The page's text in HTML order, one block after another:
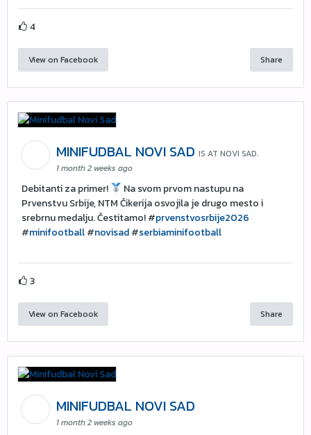
4
View on Facebook Share
MINIFUDBAL NOVI SAD IS AT NOVI SAD.
1 month 2 weeks ago
Debitanti za primer!
Na svom prvom nastupu na
Prvenstvu Srbije, NTM Čikerija osvojila je drugo mesto i
srebrnu medalju. Čestitamo! #prvenstvosrbije2026
#minifootball#novisad#serbiaminifootball
3
View on Facebook Share
MINIFUDBAL NOVI SAD
1 month 2 weeks ago